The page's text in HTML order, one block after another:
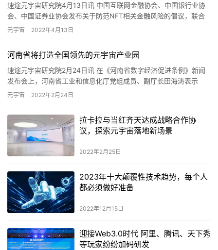
速途元宇宙研究院4月13日讯 中国互联网金融协会、中国银行业协
会、中国证券业协会发布关于防范NFT相关金融风险的倡议，联合
呼吁会员单位自觉遵守以下行为规范： 一是不在NFT底层商品…
元宇宙 2022年4月13日
河南省将打造全国领先的元宇宙产业园
速途元宇宙研究院2月24日讯 在《河南省数字经济促进条例》新闻
发布会上，河南省工业和信息化厅党组成员、副厅长田海涛表示
要，以大数据、区块链、人工智能、卫星产业、元宇宙为重点，大
元宇宙 2022年2月24日
拉卡拉与当红齐天达成战略合作协
议，探索元宇宙落地新场景
2022年2月25日
2023年十大颠覆性技术趋势，每个人
都必须做好准备
2022年12月15日
迎接Web3.0时代 阿里、腾讯、天下秀
等玩家纷纷加码研发